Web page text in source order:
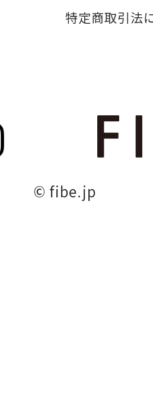
特定商取引法
© fibe.jp